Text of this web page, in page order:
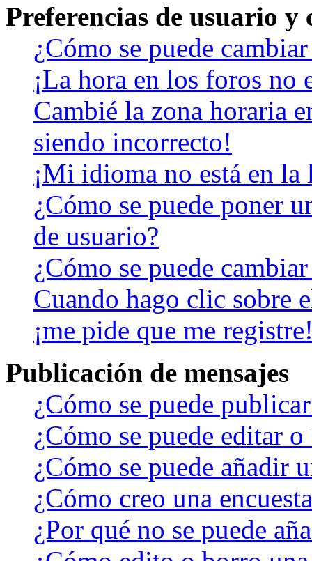
Preferencias de usuario y
¿Cómo se puede
¡La hora en los foros no
Cambié la zona horaria
siendo incorrecto!
¡Mi idioma no está en la
¿Cómo se puede poner
de usuario?
¿Cómo se puede
Cuando hago clic sobre
¡me pide que me
Publicación de mensajes
¿Cómo se puede
¿Cómo se puede editar
¿Cómo se puede añadir
¿Cómo creo una
¿Por qué no se puede